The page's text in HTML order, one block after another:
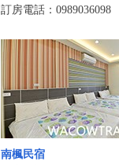
訂房電話：0989036098
南楓民宿